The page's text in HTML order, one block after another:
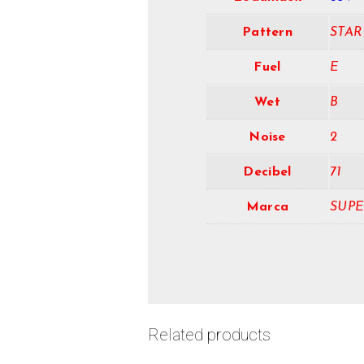
Pattern
Fuel E
Wet B
Noise 2
Decibel 71
Marca
Related products